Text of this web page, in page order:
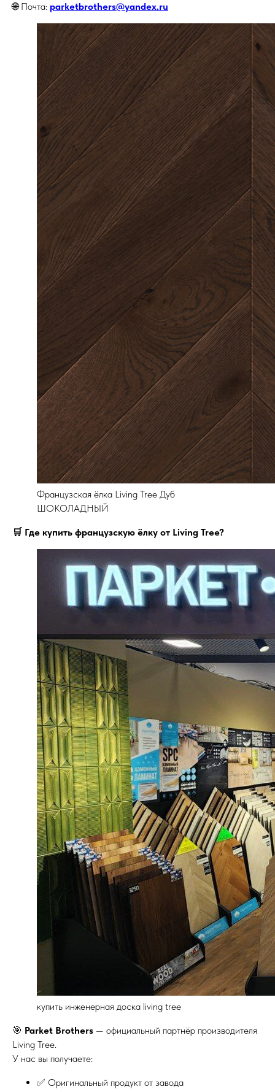
🌐 Почта: parketbrothers@yandex.ru
Французская ёлка Living Tree Дуб
ШОКОЛАДНЫЙ
🛒 Где купить французскую ёлку от Living Tree?
купить инженерная доска living tree
🎯 Parket Brothers — официальный партнёр производителя
Living Tree.
У нас вы получаете:
✅ Оригинальный продукт от завода